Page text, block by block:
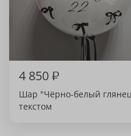
4 850₽
Шар "Чёрно-белый
текстом